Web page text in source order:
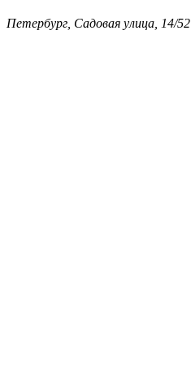
Петербург, Садовая улица, 14/52